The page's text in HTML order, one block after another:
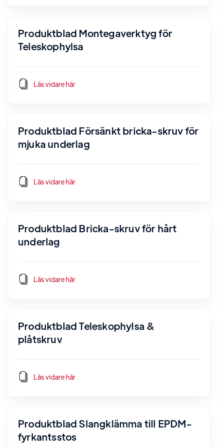
Produktblad Montegaverktyg för
Teleskophylsa
Läs vidare här
Produktblad Försänkt bricka-skruv för
mjuka underlag
Läs vidare här
Produktblad Bricka-skruv för hårt
underlag
Läs vidare här
Produktblad Teleskophylsa &
plåtskruv
Läs vidare här
Produktblad Slangklämma till EPDM-
fyrkantsstos